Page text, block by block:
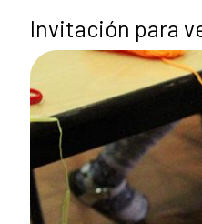
Invitación para